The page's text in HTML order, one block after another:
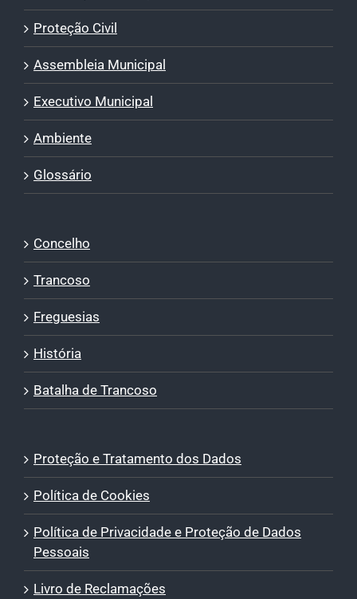
Proteção Civil
Assembleia Municipal
Executivo Municipal
Ambiente
Glossário
Concelho
Trancoso
Freguesias
História
Batalha de Trancoso
Proteção e Tratamento dos Dados
Política de Cookies
Política de Privacidade e Proteção de Dados
Pessoais
Livro de Reclamações